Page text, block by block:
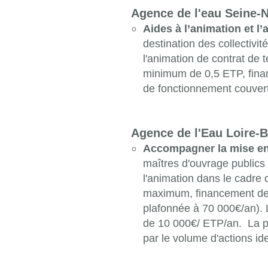
Agence de l'eau Seine-
Aides à l’animation et
destination des
l'animation de contrat de
minimum de 0,5 ETP,
de fonctionnement
Agence de l'Eau Loire-
Accompagner la mise
maîtres d'ouvrage
l'animation dans le cadre
maximum, financement
plafonnée à 70 000€/an).
de 10 000€/ ETP/an. La
par le volume d'actions